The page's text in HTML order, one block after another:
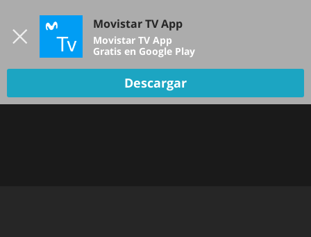
TV EN VIVO
Movistar TV App
Movistar TV App
Gratis en Google Play
Descargar